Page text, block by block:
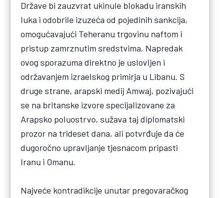
Države bi zauzvrat ukinule blokadu iranskih
luka i odobrile izuzeća od pojedinih sankcija,
omogućavajući Teheranu trgovinu naftom i
pristup zamrznutim sredstvima. Napredak
ovog sporazuma direktno je uslovljen i
održavanjem izraelskog primirja u Libanu. S
druge strane, arapski medij Amwaj, pozivajući
se na britanske izvore specijalizovane za
Arapsko poluostrvo, sužava taj diplomatski
prozor na trideset dana, ali potvrđuje da će
dugoročno upravljanje tjesnacom pripasti
Iranu i Omanu.
Najveće kontradikcije unutar pregovaračkog